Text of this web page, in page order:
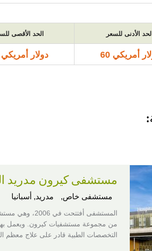
الحد الأدنى للسعر الحد الأقصى
أمريكي 60 دولار أمريكي 90
مستشفى كيرون مدريد
مستشفى خاص, مدريد, أسبانيا
التخصصات الطبية قادر على علاج معظم